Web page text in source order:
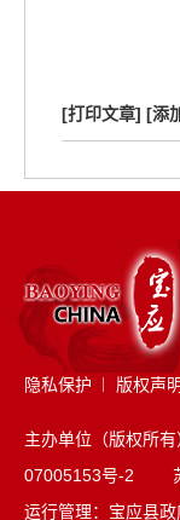
[打印文章] [添
隐私保护 版权声明
主办单位（版权所
07005153号-2
运行管理：宝应县